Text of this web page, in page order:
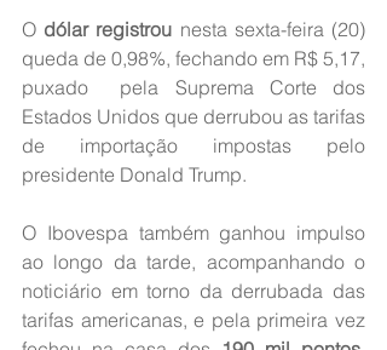
O dólar registrou nesta sexta-feira (20)
queda de 0,98%, fechando em R$ 5,17,
puxado  pela Suprema Corte dos
Estados Unidos que derrubou as tarifas
de importação impostas pelo
presidente Donald Trump.
O Ibovespa também ganhou impulso
ao longo da tarde, acompanhando o
noticiário em torno da derrubada das
tarifas americanas, e pela primeira vez